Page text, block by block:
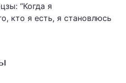
“Когда я
кто я есть, я становлюсь